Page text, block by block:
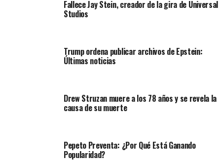
Fallece Jay Stein, creador de la gira de Universal
Studios
Trump ordena publicar archivos de Epstein:
Últimas noticias
Drew Struzan muere a los 78 años y se revela la
causa de su muerte
Pepeto Preventa: ¿Por Qué Está Ganando
Popularidad?